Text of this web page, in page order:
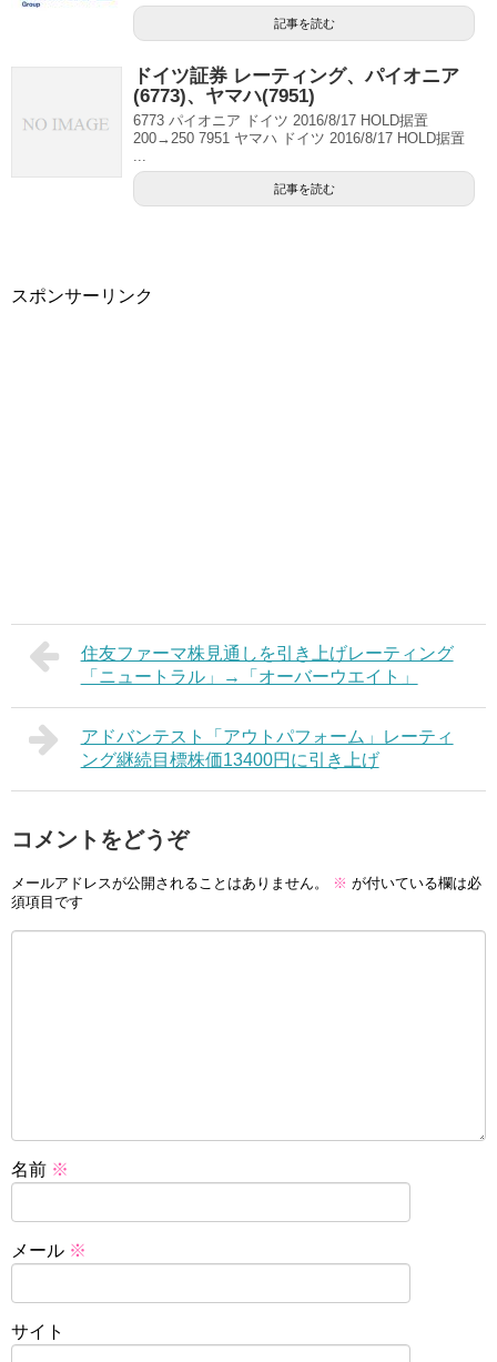
記事を読む
ドイツ証券 レーティング、パイオニア
(6773)、ヤマハ(7951)
6773 パイオニア ドイツ 2016/8/17 HOLD据置
200→250 7951 ヤマハ ドイツ 2016/8/17 HOLD据置
...
記事を読む
スポンサーリンク
住友ファーマ株見通しを引き上げレーティング
「ニュートラル」→「オーバーウエイト」
アドバンテスト「アウトパフォーム」レーティ
ング継続目標株価13400円に引き上げ
コメントをどうぞ
メールアドレスが公開されることはありません。 ※ が付いている欄は必
須項目です
名前 ※
メール ※
サイト